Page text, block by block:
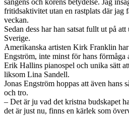
sångens och körens betydelse. Jag
fritidsaktivitet utan en rastplats där jag
veckan.
Sedan dess har han satsat fullt ut på
Sverige.
Amerikanska artisten Kirk Franklin
Engström, inte minst för hans
Erik Hallins pianospel och unika sätt
liksom Lina Sandell.
Jonas Engström hoppas att även hans
och tro.
– Det är ju vad det kristna budskapet
det är just nu, finns en kärlek som